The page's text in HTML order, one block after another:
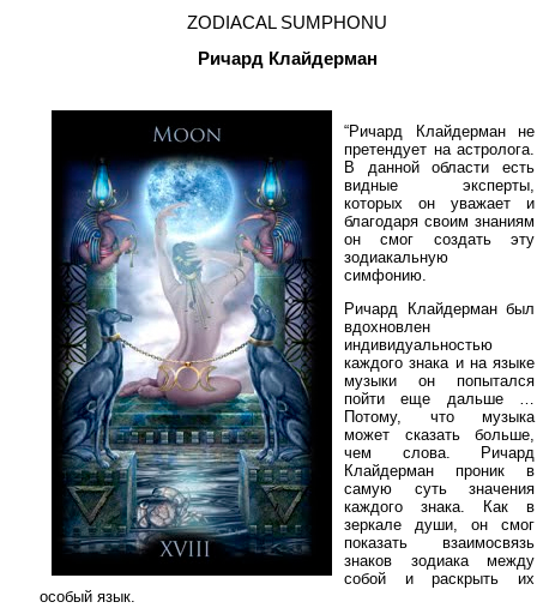
ZODIACAL SUMPHONU
Ричард Клайдерман
“Ричард Клайдерман не
претендует на астролога.
В данной области есть
видные эксперты,
которых он уважает и
благодаря своим знаниям
он смог создать эту
зодиакальную
симфонию.
Ричард Клайдерман был
вдохновлен
индивидуальностью
каждого знака и на языке
музыки он попытался
пойти еще дальше …
Потому, что музыка
может сказать больше,
чем слова. Ричард
Клайдерман проник в
самую суть значения
каждого знака. Как в
зеркале души, он смог
показать взаимосвязь
знаков зодиака между
собой и раскрыть их
особый язык.